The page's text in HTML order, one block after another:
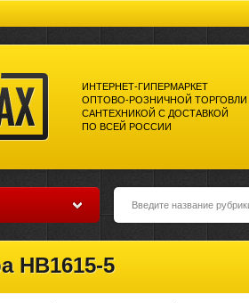
ИНТЕРНЕТ-ГИПЕРМАРКЕТ
ОПТОВО-РОЗНИЧНОЙ ТОРГОВЛИ
САНТЕХНИКОЙ С ДОСТАВКОЙ
ПО ВСЕЙ РОССИИ
HB1615-5